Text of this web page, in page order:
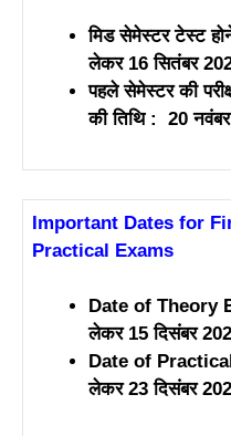
मिड सेमेस्टर टेस्ट
लेकर 16 सितंबर
पहले सेमेस्टर की
की तिथि : 20
Important Dates for
Practical Exams
Date of Theory
लेकर 15 दिसंबर
Date of
लेकर 23 दिसंबर